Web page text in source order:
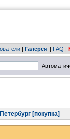
| Галерея | FAQ |
[покупка]